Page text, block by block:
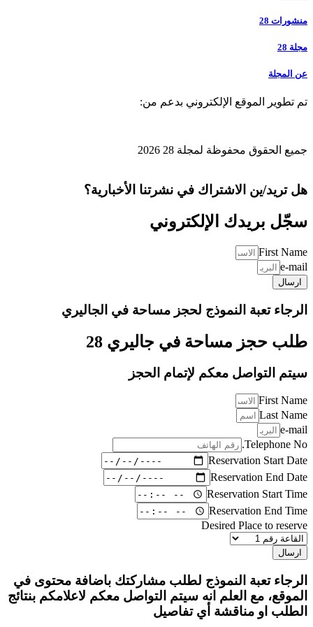
منشورات 28
مجلة 28
عن المجلة
تم تطوير الموقع الإلكتروني بدعم من:
جميع الحقوق محفوظة لمجلة 28 2026
هل تريد/ين الاشتراك في نشرتنا الأخبارية؟
سجّل بريدك الإلكتروني
First Name
e-mail
ارسال
الرجاء تعبة النموذج لحجز مساحة في الجاليري
طلب حجز مساحة في جاليري 28
سيتم التواصل معكم لإتمام الحجز
First Name
Last Name
e-mail
Telephone No.
Reservation Start Date
Reservation End Date
Reservation Start Time
Reservation End Time
Desired Place to reserve
ارسال
الرجاء تعبة النموذج لطلب مشاركتك باضافة محتوى في
الموقع، مع العلم انه سيتم التواصل معكم لاعلامكم بنتائج
الطلب او مناقشة أي تفاصيل